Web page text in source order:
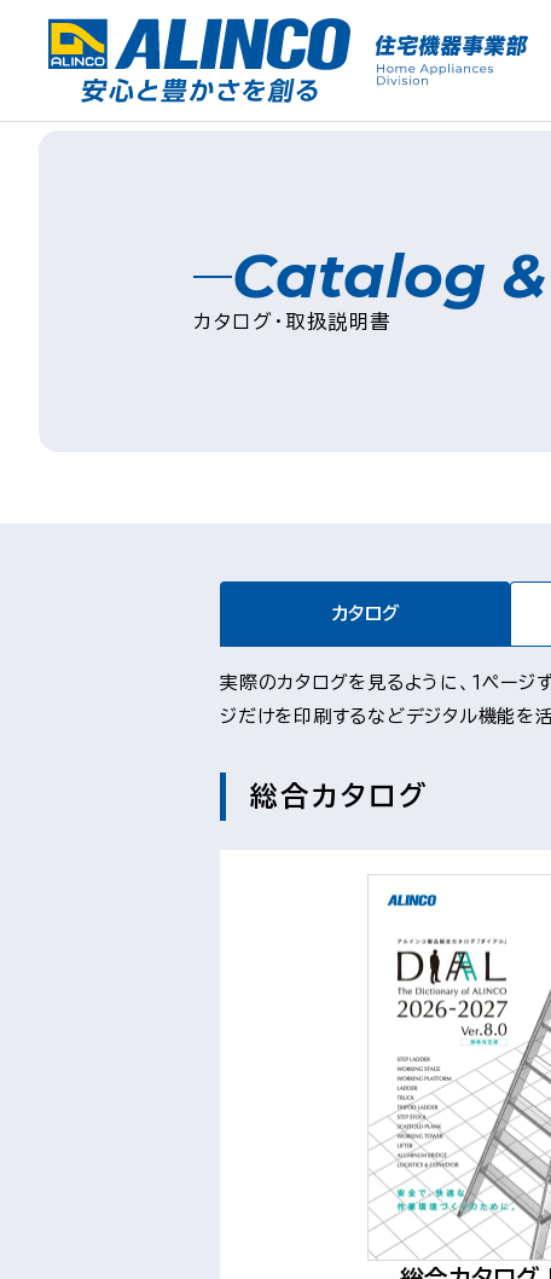
Catalog
カタログ・取扱説明書
カタログ
実際のカタログを見るように、１ペー
ジだけを印刷するなどデジタル機能を
総合カタログ